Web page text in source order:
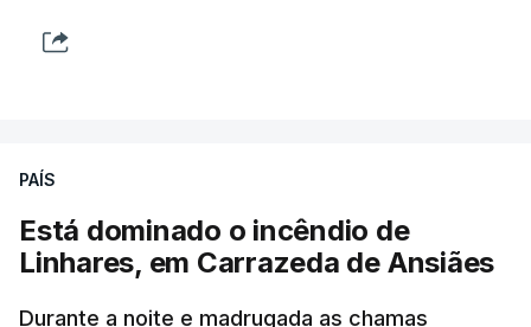
PAÍS
Está dominado o incêndio de
Linhares, em Carrazeda de Ansiães
Durante a noite e madrugada as chamas